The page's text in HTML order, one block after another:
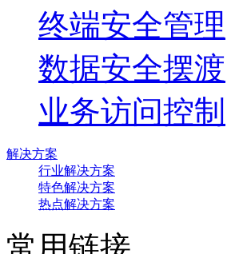
终端安全管理
数据安全摆渡
业务访问控制
解决方案
行业解决方案
特色解决方案
热点解决方案
常用链接